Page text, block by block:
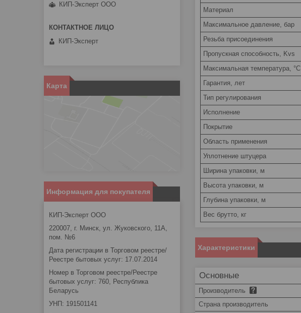
Материал
Максимальное давление, бар
Резьба присоединения
Пропускная способность, Kvs
Максимальная температура, °С
Гарантия, лет
Тип регулирования
Исполнение
Покрытие
Область применения
Уплотнение штуцера
Ширина упаковки, м
Высота упаковки, м
Глубина упаковки, м
Вес брутто, кг
Характеристики
Основные
Производитель
Страна производитель
КИП-Эксперт ООО
КИП-Эксперт
Карта
Информация для покупателя
КИП-Эксперт ООО
220007, г. Минск, ул. Жуковского, 11А,
пом. №6
Дата регистрации в Торговом реестре/
Реестре бытовых услуг: 17.07.2014
Номер в Торговом реестре/Реестре
бытовых услуг: 760, Республика
Беларусь
УНП: 191501141